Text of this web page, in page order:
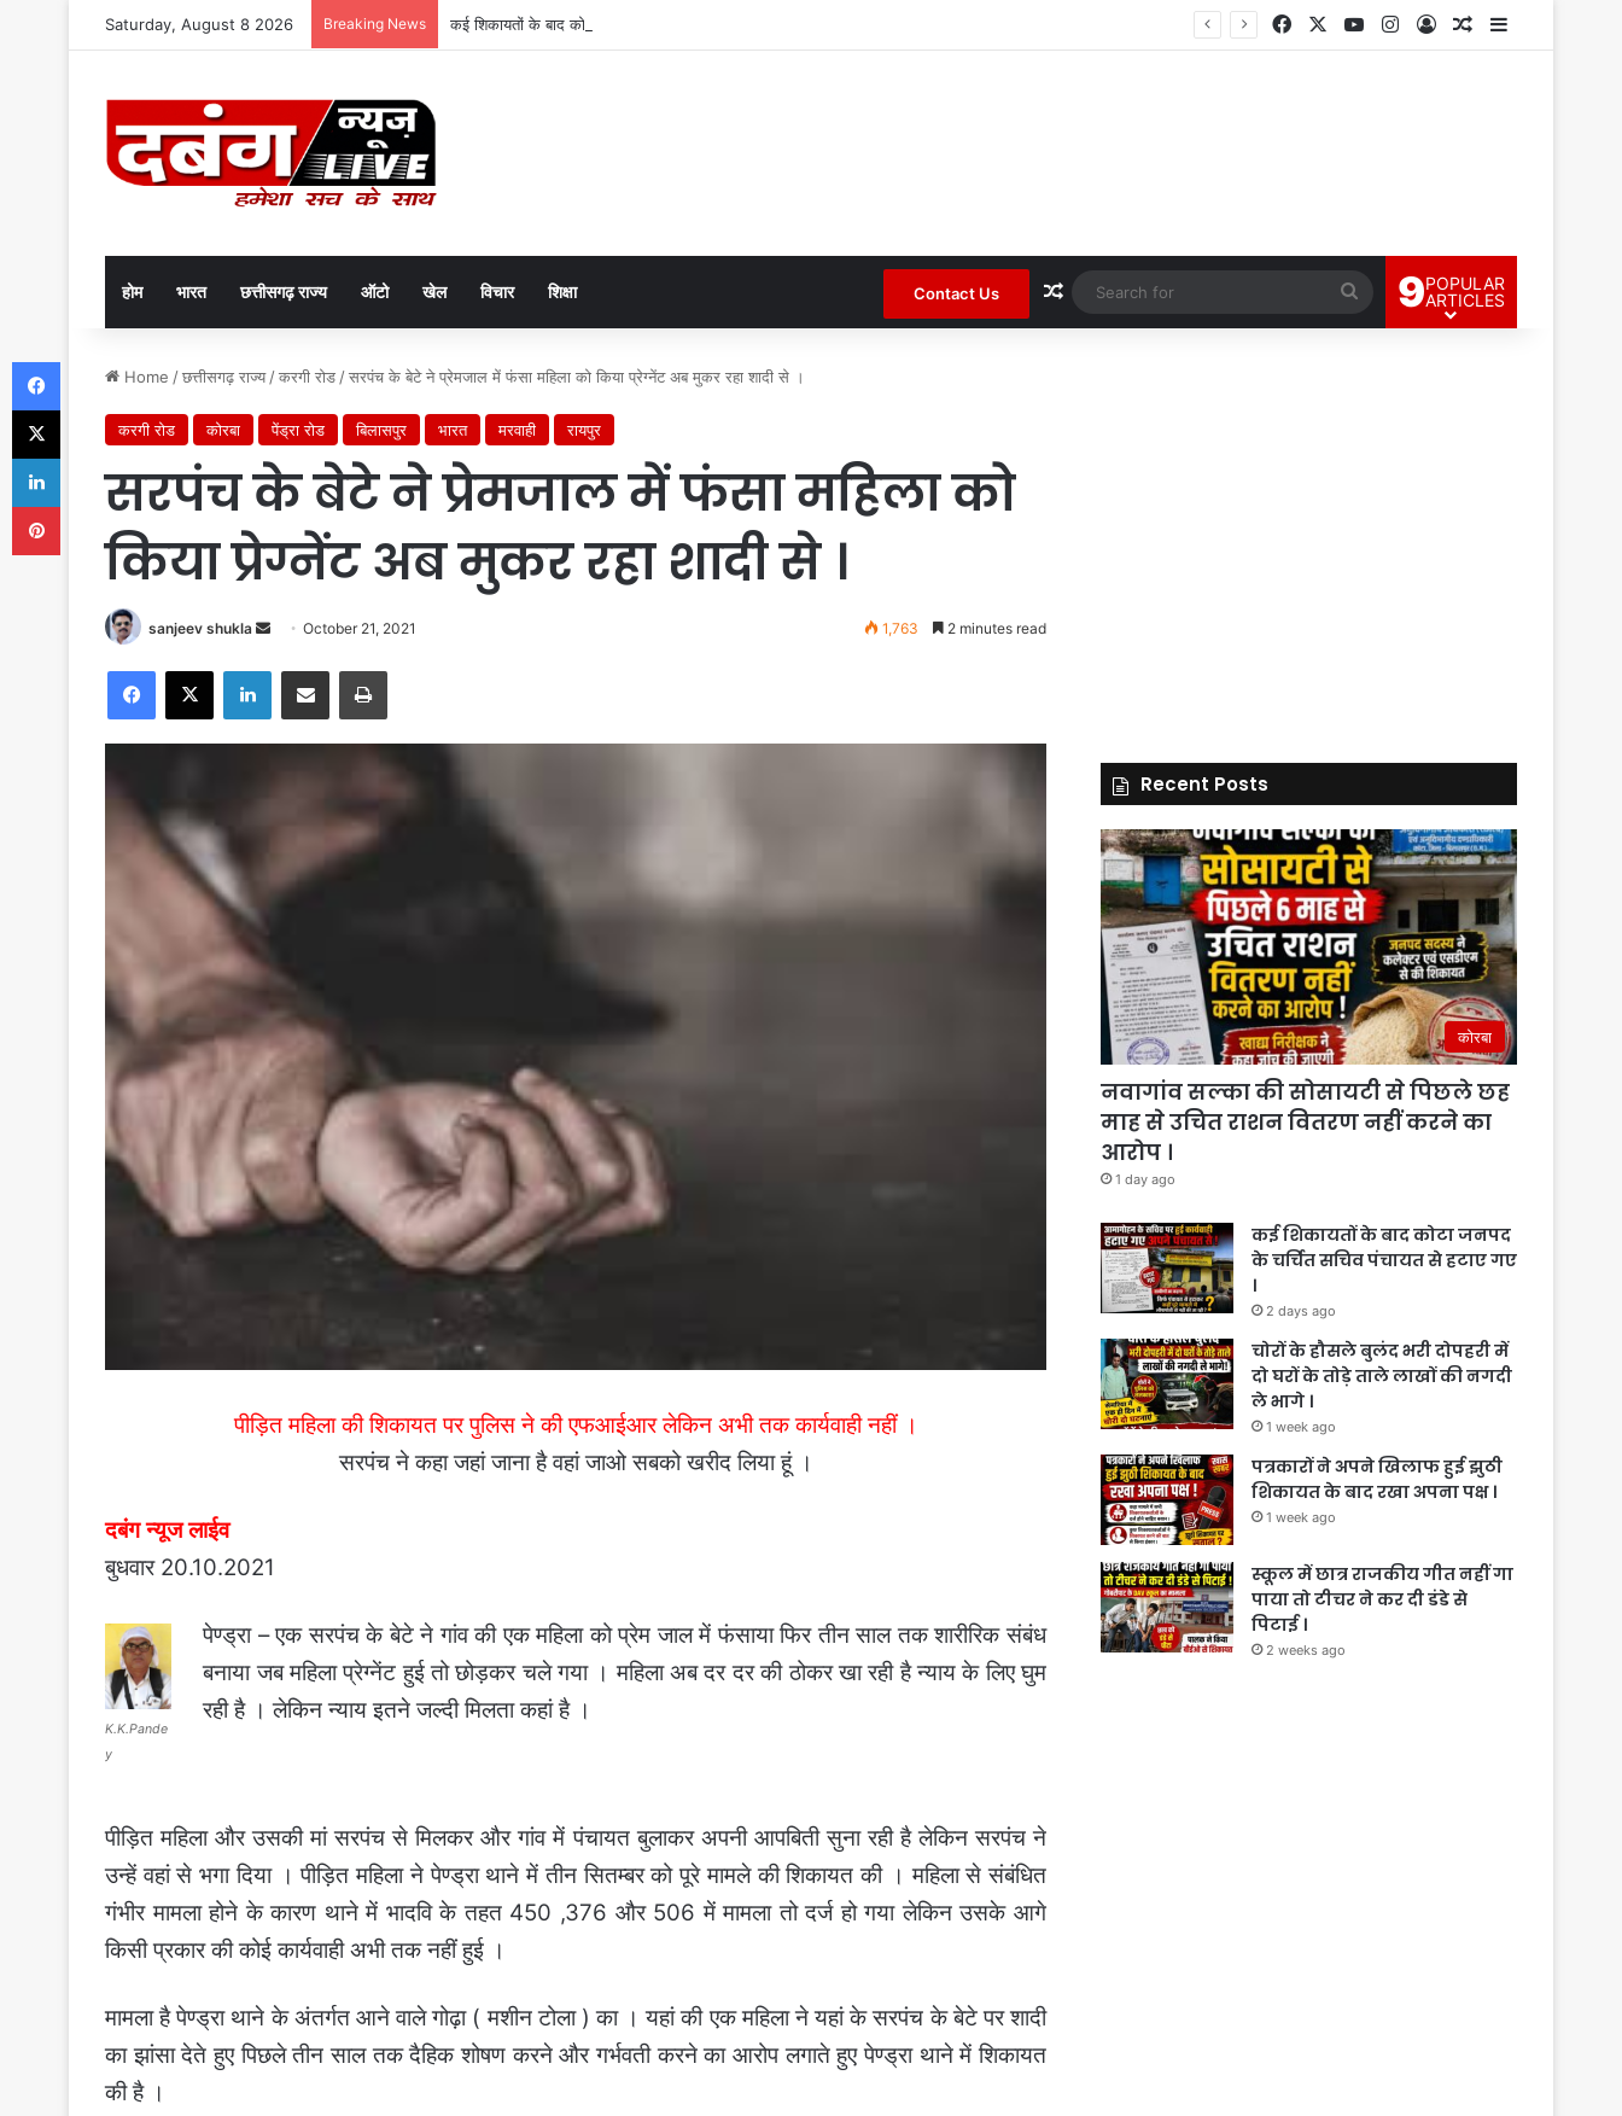
Saturday, August 8 2026 Breaking News कई शिकायतों के बाद कोटा जनपद के चर्चित सचिव पंचायत से हटाए गए । FacebookYouTubeInstagram
Log InRandom Article
Sidebar
होम भारत छत्तीसगढ़ राज्य ऑटो खेल विचार शिक्षा Contact Us Random Article
Search
for
9POPULAR
ARTICLES
Home /छत्तीसगढ़ राज्य /करगी रोड /सरपंच के बेटे ने प्रेमजाल में फंसा महिला को किया प्रेग्नेंट अब मुकर रहा शादी से ।
करगी रोड कोरबा पेंड्रा रोड बिलासपुर भारत मरवाही रायपुर
सरपंच के बेटे ने प्रेमजाल में फंसा महिला को
किया प्रेग्नेंट अब मुकर रहा शादी से ।
sanjeev shukla
Send
email
October 21, 2021 1,763 2 minutes read
Facebook
X LinkedInShare via Email Print
पीड़ित महिला की शिकायत पर पुलिस ने की एफआईआर लेकिन अभी तक कार्यवाही नहीं ।
सरपंच ने कहा जहां जाना है वहां जाओ सबको खरीद लिया हूं ।
दबंग न्यूज लाईव
बुधवार 20.10.2021
K.K.Pande
y
पेण्ड्रा – एक सरपंच के बेटे ने गांव की एक महिला को प्रेम जाल में फंसाया फिर तीन साल तक शारीरिक संबंध
बनाया जब महिला प्रेग्नेंट हुई तो छोड़कर चले गया । महिला अब दर दर की ठोकर खा रही है न्याय के लिए घुम
रही है । लेकिन न्याय इतने जल्दी मिलता कहां है ।
पीड़ित महिला और उसकी मां सरपंच से मिलकर और गांव में पंचायत बुलाकर अपनी आपबिती सुना रही है लेकिन सरपंच ने
उन्हें वहां से भगा दिया । पीड़ित महिला ने पेण्ड्रा थाने में तीन सितम्बर को पूरे मामले की शिकायत की । महिला से संबंधित
गंभीर मामला होने के कारण थाने में भादवि के तहत 450 ,376 और 506 में मामला तो दर्ज हो गया लेकिन उसके आगे
किसी प्रकार की कोई कार्यवाही अभी तक नहीं हुई ।
मामला है पेण्ड्रा थाने के अंतर्गत आने वाले गोढ़ा ( मशीन टोला ) का । यहां की एक महिला ने यहां के सरपंच के बेटे पर शादी
का झांसा देते हुए पिछले तीन साल तक दैहिक शोषण करने और गर्भवती करने का आरोप लगाते हुए पेण्ड्रा थाने में शिकायत
की है ।
Recent Posts
कोरबा
नवागांव सल्का की सोसायटी से पिछले छह
माह से उचित राशन वितरण नहीं करने का
आरोप ।
1 day ago
कई शिकायतों के बाद कोटा जनपद
के चर्चित सचिव पंचायत से हटाए गए
।
2 days ago
चोरों के हौसले बुलंद भरी दोपहरी में
दो घरों के तोड़े ताले लाखों की नगदी
ले भागे ।
1 week ago
पत्रकारों ने अपने खिलाफ हुई झुठी
शिकायत के बाद रखा अपना पक्ष ।
1 week ago
स्कूल में छात्र राजकीय गीत नहीं गा
पाया तो टीचर ने कर दी डंडे से
पिटाई ।
2 weeks ago
Facebook
X
LinkedIn
Pinterest